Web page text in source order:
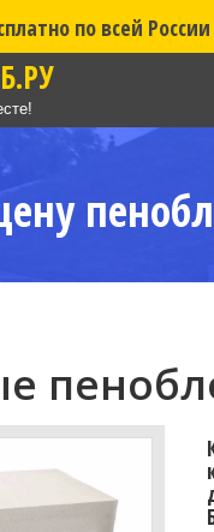
по всей России